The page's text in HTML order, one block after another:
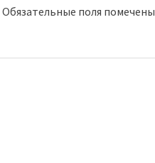
Обязательные поля помечены